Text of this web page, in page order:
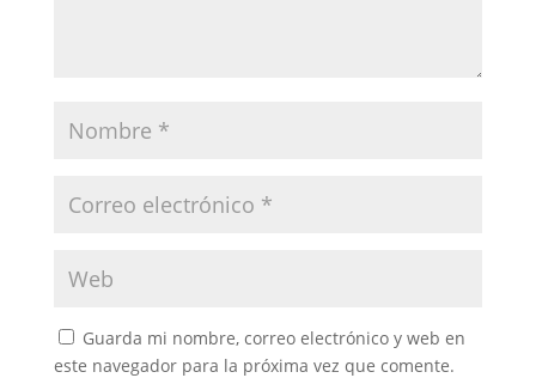
Guarda mi nombre, correo electrónico y web en
este navegador para la próxima vez que comente.